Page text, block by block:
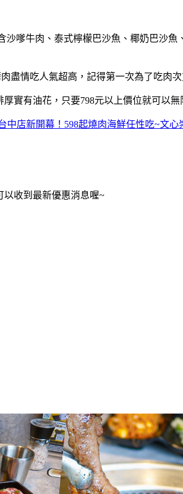
沙嗲牛肉、泰式檸檬巴沙魚、椰奶巴沙
盡情吃人氣超高，記得第一次為了吃肉
實有油花，只要798元以上價位就可以
店新開幕！598起燒肉海鮮任性吃~文心
收到最新優惠消息喔~